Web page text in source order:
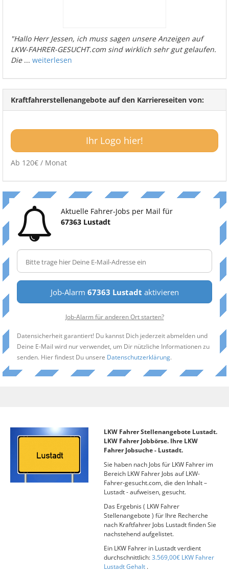
"Hallo Herr Jessen, ich muss sagen unsere Anzeigen auf
LKW-FAHRER-GESUCHT.com sind wirklich sehr gut gelaufen.
Die... weiterlesen
Kraftfahrerstellenangebote auf den Karriereseiten von:
Ihr Logo hier!
Ab 120€ / Monat
Aktuelle Fahrer-Jobs per Mail für
67363 Lustadt
Job-Alarm 67363 Lustadt aktivieren
Job-Alarm für anderen Ort starten?
Datensicherheit garantiert! Du kannst Dich jederzeit abmelden und
Deine E-Mail wird nur verwendet, um Dir nützliche Informationen zu
senden. Hier findest Du unsere Datenschutzerklärung.
LKW Fahrer Stellenangebote Lustadt.
LKW Fahrer Jobbörse. Ihre LKW
Fahrer Jobsuche - Lustadt.
Sie haben nach Jobs für LKW Fahrer im
Bereich LKW Fahrer Jobs auf LKW-
Fahrer-gesucht.com, die den Inhalt –
Lustadt - aufweisen, gesucht.
Das Ergebnis ( LKW Fahrer
Stellenangebote ) für Ihre Recherche
nach Kraftfahrer Jobs Lustadt finden Sie
nachstehend aufgelistet.
Ein LKW Fahrer in Lustadt verdient
durchschnittlich:3.569,00€ LKW Fahrer
Lustadt Gehalt .